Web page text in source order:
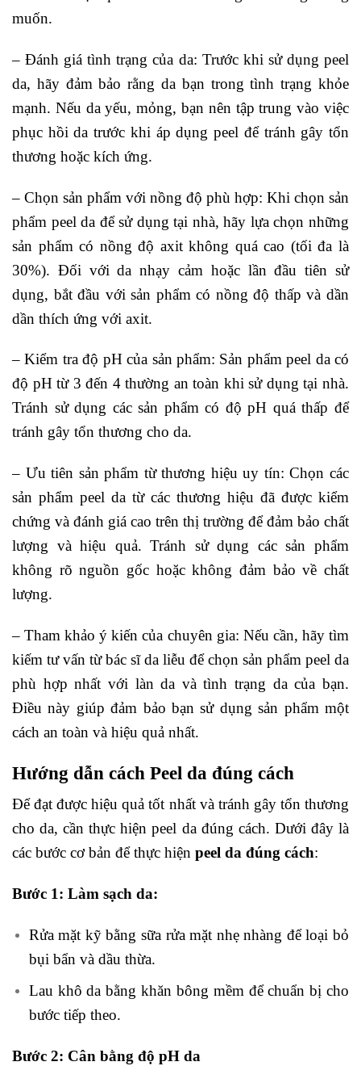
muốn.
– Đánh giá tình trạng của da: Trước khi sử dụng peel
da, hãy đảm bảo rằng da bạn trong tình trạng khỏe
mạnh. Nếu da yếu, mỏng, bạn nên tập trung vào việc
phục hồi da trước khi áp dụng peel để tránh gây tổn
thương hoặc kích ứng.
– Chọn sản phẩm với nồng độ phù hợp: Khi chọn sản
phẩm peel da để sử dụng tại nhà, hãy lựa chọn những
sản phẩm có nồng độ axit không quá cao (tối đa là
30%). Đối với da nhạy cảm hoặc lần đầu tiên sử
dụng, bắt đầu với sản phẩm có nồng độ thấp và dần
dần thích ứng với axit.
– Kiểm tra độ pH của sản phẩm: Sản phẩm peel da có
độ pH từ 3 đến 4 thường an toàn khi sử dụng tại nhà.
Tránh sử dụng các sản phẩm có độ pH quá thấp để
tránh gây tổn thương cho da.
– Ưu tiên sản phẩm từ thương hiệu uy tín: Chọn các
sản phẩm peel da từ các thương hiệu đã được kiểm
chứng và đánh giá cao trên thị trường để đảm bảo chất
lượng và hiệu quả. Tránh sử dụng các sản phẩm
không rõ nguồn gốc hoặc không đảm bảo về chất
lượng.
– Tham khảo ý kiến của chuyên gia: Nếu cần, hãy tìm
kiếm tư vấn từ bác sĩ da liễu để chọn sản phẩm peel da
phù hợp nhất với làn da và tình trạng da của bạn.
Điều này giúp đảm bảo bạn sử dụng sản phẩm một
cách an toàn và hiệu quả nhất.
Hướng dẫn cách Peel da đúng cách
Để đạt được hiệu quả tốt nhất và tránh gây tổn thương
cho da, cần thực hiện peel da đúng cách. Dưới đây là
các bước cơ bản để thực hiện peel da đúng cách:
Bước 1: Làm sạch da:
Rửa mặt kỹ bằng sữa rửa mặt nhẹ nhàng để loại bỏ
bụi bẩn và dầu thừa.
Lau khô da bằng khăn bông mềm để chuẩn bị cho
bước tiếp theo.
Bước 2: Cân bằng độ pH da